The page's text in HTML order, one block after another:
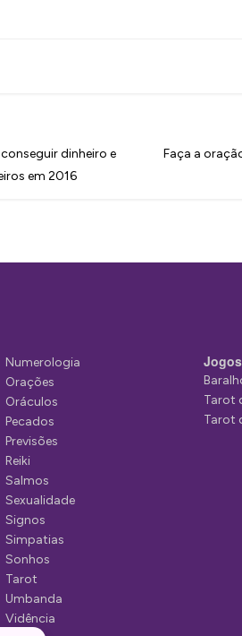
dinheiro e
em 2016
Faça a
Numerologia
Orações
Oráculos
Pecados
Previsões
Reiki
Salmos
Sexualidade
Signos
Simpatias
Sonhos
Tarot
Umbanda
Vidência
Jogos
Tarot
Tarot